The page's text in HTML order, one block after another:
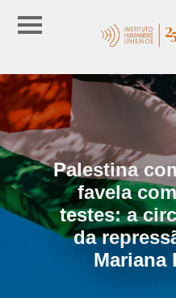
Palestina
favela
testes: a
da
Mariana